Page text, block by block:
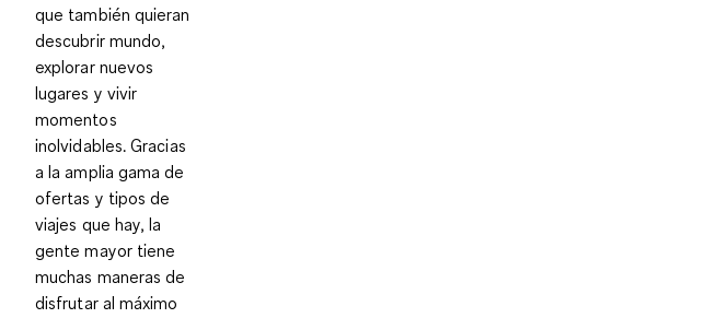
que también quieran
descubrir mundo,
explorar nuevos
lugares y vivir
momentos
inolvidables. Gracias
a la amplia gama de
ofertas y tipos de
viajes que hay, la
gente mayor tiene
muchas maneras de
disfrutar al máximo